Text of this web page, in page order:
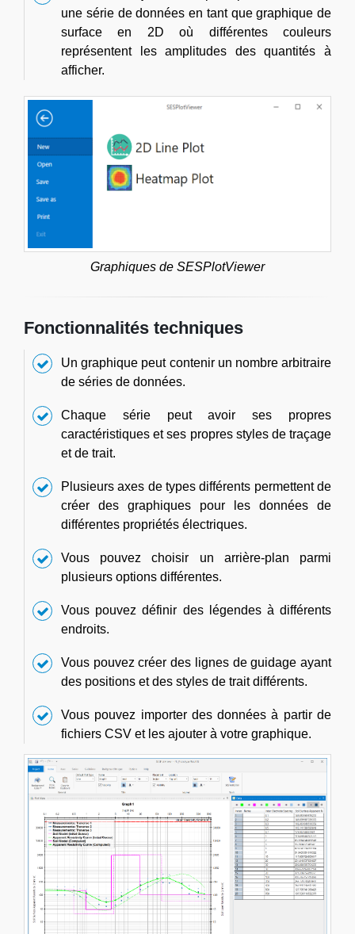
une série de données en tant que graphique de
surface en 2D où différentes couleurs
représentent les amplitudes des quantités à
afficher.
Graphiques de SESPlotViewer
Fonctionnalités techniques
Un graphique peut contenir un nombre arbitraire
de séries de données.
Chaque série peut avoir ses propres
caractéristiques et ses propres styles de traçage
et de trait.
Plusieurs axes de types différents permettent de
créer des graphiques pour les données de
différentes propriétés électriques.
Vous pouvez choisir un arrière-plan parmi
plusieurs options différentes.
Vous pouvez définir des légendes à différents
endroits.
Vous pouvez créer des lignes de guidage ayant
des positions et des styles de trait différents.
Vous pouvez importer des données à partir de
fichiers CSV et les ajouter à votre graphique.